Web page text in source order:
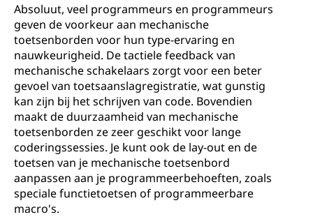
Absoluut, veel programmeurs en programmeurs
geven de voorkeur aan mechanische
toetsenborden voor hun type-ervaring en
nauwkeurigheid. De tactiele feedback van
mechanische schakelaars zorgt voor een beter
gevoel van toetsaanslagregistratie, wat gunstig
kan zijn bij het schrijven van code. Bovendien
maakt de duurzaamheid van mechanische
toetsenborden ze zeer geschikt voor lange
coderingssessies. Je kunt ook de lay-out en de
toetsen van je mechanische toetsenbord
aanpassen aan je programmeerbehoeften, zoals
speciale functietoetsen of programmeerbare
macro's.